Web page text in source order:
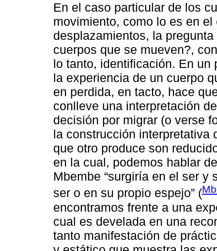
En el caso particular de los
movimiento, como lo es en
desplazamientos, la
cuerpos que se mueven?,
lo tanto, identificación. En un
la experiencia de un cuerpo
en perdida, en tacto, hace
conlleve una interpretación
decisión por migrar (o verse
la construcción interpretativa
que otro produce son
en la cual, podemos hablar
Mbembe “surgiría en el ser
ser o en su propio espejo” (
encontramos frente a una
cual es develada en una
tanto manifestación de